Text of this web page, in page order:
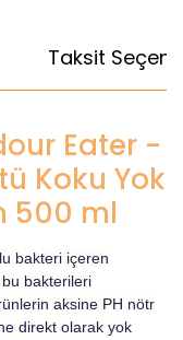
Taksit
Eater -
Koku Yok
500 ml
bakteri içeren
bakterileri
aksine PH nötr
direkt olarak yok